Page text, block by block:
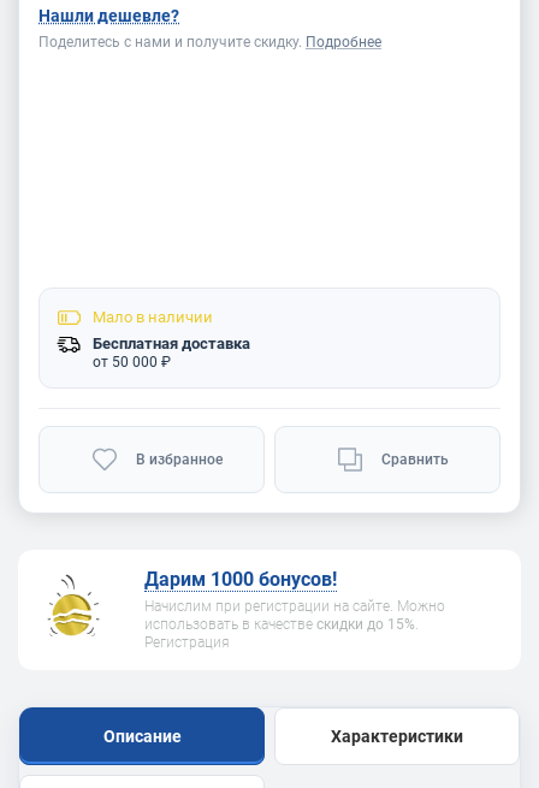
Нашли дешевле?
Поделитесь с нами и получите скидку. Подробнее
Мало в наличии
Бесплатная доставка
от 50 000 ₽
В избранное Сравнить
Дарим 1000 бонусов!
Начислим при регистрации на сайте. Можно
использовать в качестве скидки до 15%.
Регистрация
Описание Характеристики